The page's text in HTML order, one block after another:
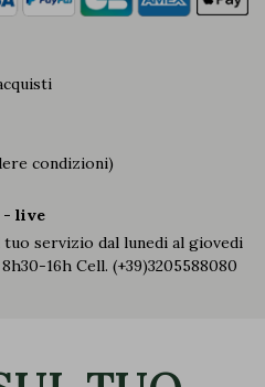
condizioni)
- live
servizio dal lunedi al giovedi
16h Cell. (+39)3205588080